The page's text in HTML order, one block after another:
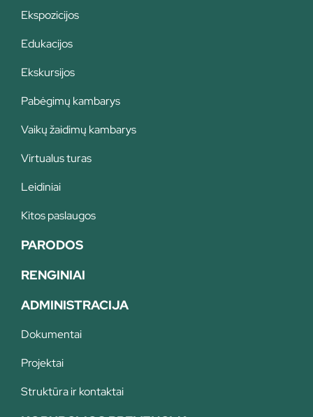
Ekspozicijos
Edukacijos
Ekskursijos
Pabėgimų kambarys
Vaikų žaidimų kambarys
Virtualus turas
Leidiniai
Kitos paslaugos
PARODOS
RENGINIAI
ADMINISTRACIJA
Dokumentai
Projektai
Struktūra ir kontaktai